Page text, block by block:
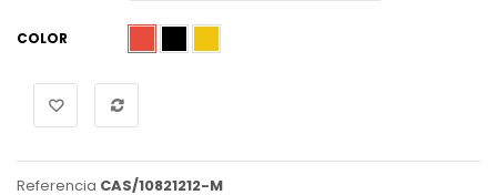
COLOR
Referencia CAS/10821212-M